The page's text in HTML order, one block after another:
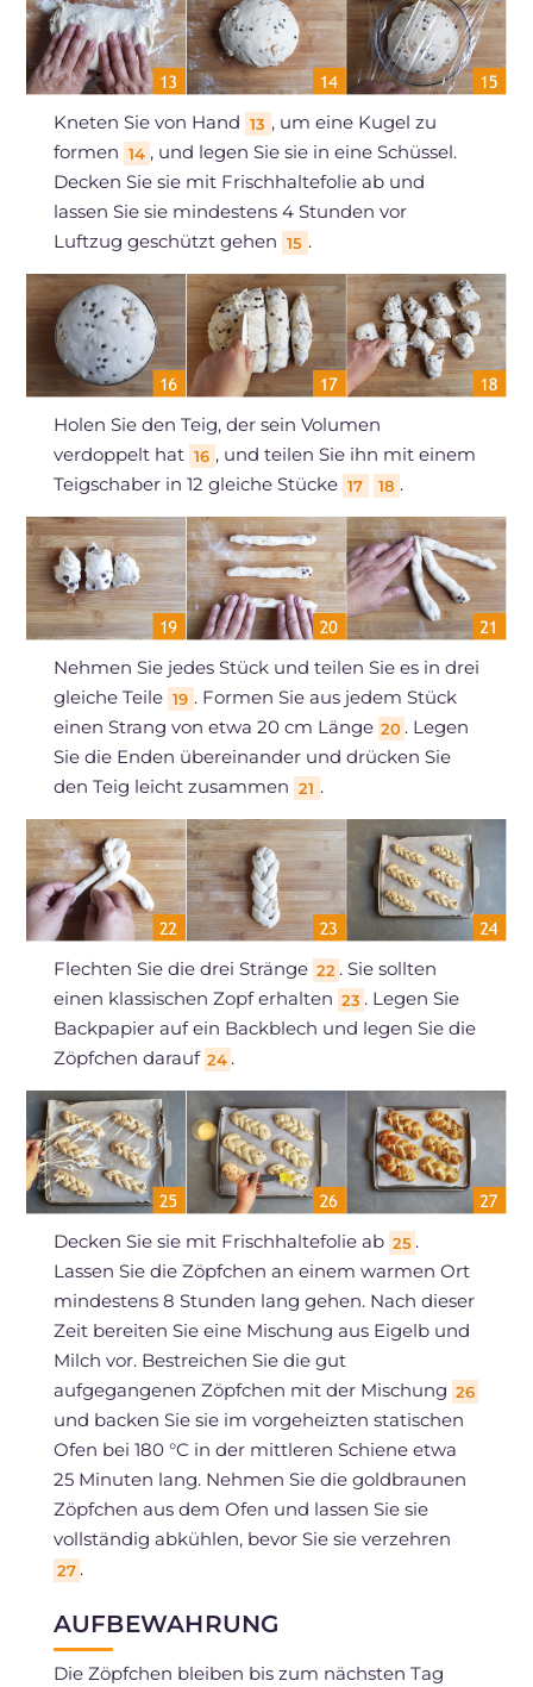
Kneten Sie von Hand 13 , um eine Kugel zu
formen 14 , und legen Sie sie in eine Schüssel.
Decken Sie sie mit Frischhaltefolie ab und
lassen Sie sie mindestens 4 Stunden vor
Luftzug geschützt gehen 15 .
Holen Sie den Teig, der sein Volumen
verdoppelt hat 16 , und teilen Sie ihn mit einem
Teigschaber in 12 gleiche Stücke 17 18 .
Nehmen Sie jedes Stück und teilen Sie es in drei
gleiche Teile 19 . Formen Sie aus jedem Stück
einen Strang von etwa 20 cm Länge 20 . Legen
Sie die Enden übereinander und drücken Sie
den Teig leicht zusammen 21 .
Flechten Sie die drei Stränge 22 . Sie sollten
einen klassischen Zopf erhalten 23 . Legen Sie
Backpapier auf ein Backblech und legen Sie die
Zöpfchen darauf 24 .
Decken Sie sie mit Frischhaltefolie ab 25 .
Lassen Sie die Zöpfchen an einem warmen Ort
mindestens 8 Stunden lang gehen. Nach dieser
Zeit bereiten Sie eine Mischung aus Eigelb und
Milch vor. Bestreichen Sie die gut
aufgegangenen Zöpfchen mit der Mischung 26
und backen Sie sie im vorgeheizten statischen
Ofen bei 180 °C in der mittleren Schiene etwa
25 Minuten lang. Nehmen Sie die goldbraunen
Zöpfchen aus dem Ofen und lassen Sie sie
vollständig abkühlen, bevor Sie sie verzehren
27 .
AUFBEWAHRUNG
Die Zöpfchen bleiben bis zum nächsten Tag